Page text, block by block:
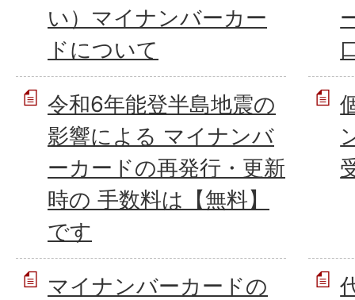
い）マイナンバーカー
ドについて
令和6年能登半島地震の
影響による マイナンバ
ーカードの再発行・更新
時の 手数料は【無料】
です
マイナンバーカードの